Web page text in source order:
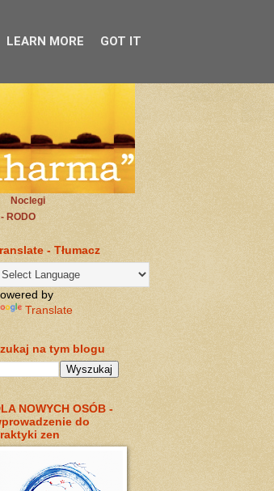
Noclegi
RODO
- Tłumacz
by
Translate
na tym blogu
NOWYCH OSÓB -
do
zen
LEARN MORE GOT IT